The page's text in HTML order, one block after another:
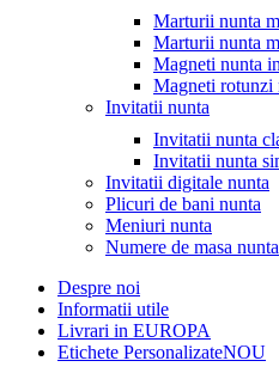
Marturii nunta
Marturii nunta
Magneti nunta
Magneti rotunzi
Invitatii nunta
Invitatii nunta
Invitatii nunta
Invitatii digitale nunta
Plicuri de bani nunta
Meniuri nunta
Numere de masa nunta
Despre noi
Informatii utile
Livrari in EUROPA
Etichete PersonalizateNOU